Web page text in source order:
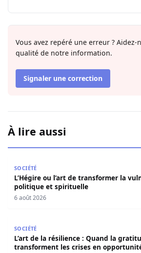
Vous avez repéré une erreur ?
qualité de notre information.
Signaler une correction
À lire aussi
SOCIÉTÉ
L’Hégire ou l’art de transformer la
politique et spirituelle
6 août 2026
SOCIÉTÉ
L’art de la résilience : Quand la
transforment les crises en